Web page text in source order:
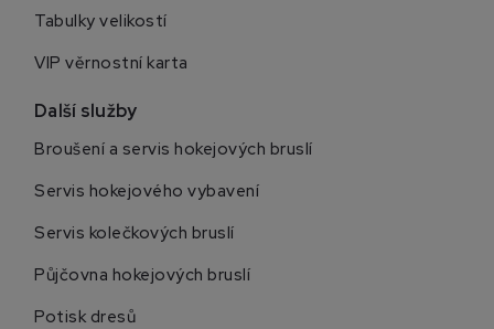
Tabulky velikostí
VIP věrnostní karta
Další služby
Broušení a servis hokejových bruslí
Servis hokejového vybavení
Servis kolečkových bruslí
Půjčovna hokejových bruslí
Potisk dresů